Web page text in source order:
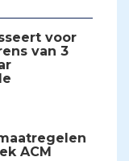
voor
van 3
ACM